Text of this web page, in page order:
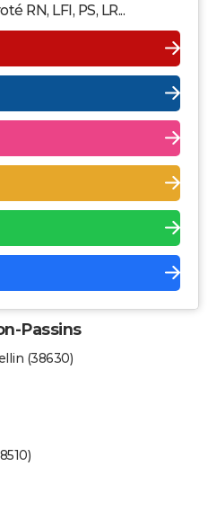
RN, LFI, PS, LR...
Passins
(38630)